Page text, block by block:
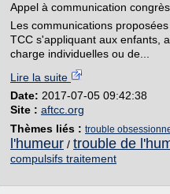
Appel à communication
Les communications
TCC s'appliquant aux enfants,
charge individuelles ou de...
Lire la suite
Date: 2017-07-05 09:42:38
Site : aftcc.org
Thèmes liés : trouble
l'humeur / trouble de
compulsifs traitement